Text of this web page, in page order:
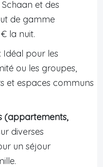
et des
de gamme
la nuit.
: Idéal pour les
ou les groupes,
et espaces communs
(appartements,
diverses
un séjour